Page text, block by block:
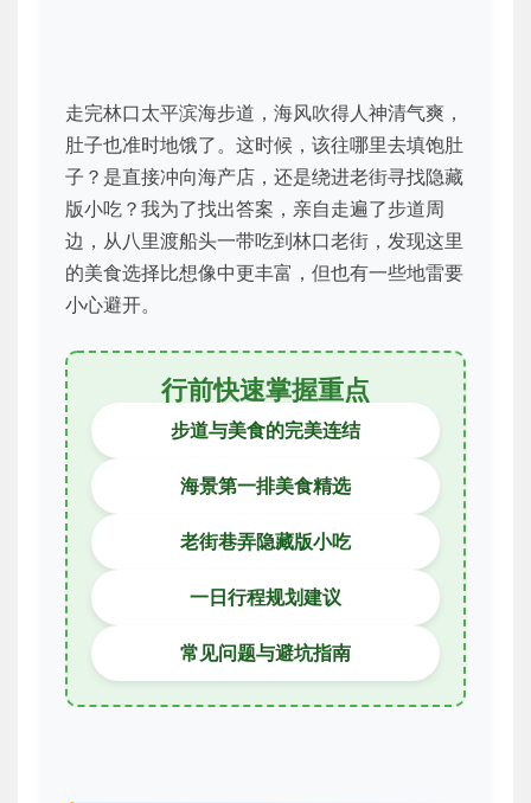
走完林口太平滨海步道，海风吹得人神清气爽，
肚子也准时地饿了。这时候，该往哪里去填饱肚
子？是直接冲向海产店，还是绕进老街寻找隐藏
版小吃？我为了找出答案，亲自走遍了步道周
边，从八里渡船头一带吃到林口老街，发现这里
的美食选择比想像中更丰富，但也有一些地雷要
小心避开。
行前快速掌握重点
步道与美食的完美连结
海景第一排美食精选
老街巷弄隐藏版小吃
一日行程规划建议
常见问题与避坑指南